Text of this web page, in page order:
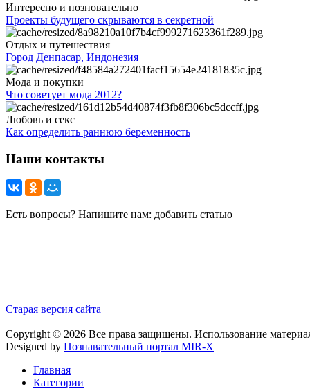
Интересно и позновательно
Проекты будущего скрываются в секретной
Отдых и путешествия
Город Денпасар, Индонезия
Мода и покупки
Что советует мода 2012?
Любовь и секс
Как определить раннюю беременность
Наши контакты
Есть вопросы? Напишите нам: добавить статью
Старая версия сайта
Copyright © 2026 Все права защищены. Использование
Designed by Познавательный портал MIR-X
Главная
Категории